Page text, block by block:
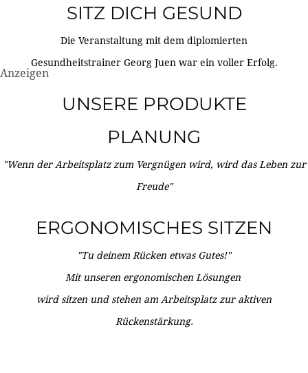
SITZ DICH GESUND
Die Veranstaltung mit dem diplomierten
Gesundheitstrainer Georg Juen war ein voller Erfolg.
Anzeigen
UNSERE PRODUKTE
PLANUNG
"Wenn der Arbeitsplatz zum Vergnügen wird, wird das Leben zur
Freude"
ERGONOMISCHES SITZEN
"Tu deinem Rücken etwas Gutes!"
Mit unseren ergonomischen Lösungen
wird sitzen und stehen am Arbeitsplatz zur aktiven
Rückenstärkung.